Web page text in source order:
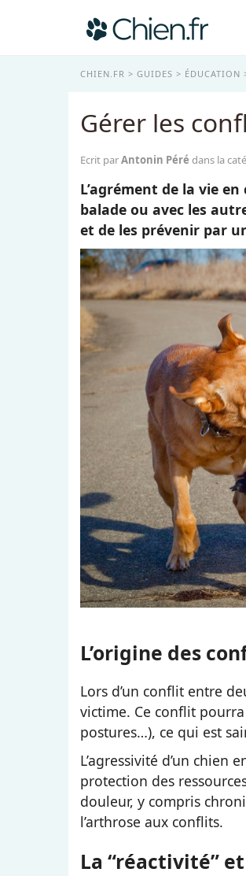
CHIEN.FR GUIDES ÉDUCATION
Gérer les
Ecrit parAntonin Péré dans la
L’agrément de la vie
balade ou avec les
et de les prévenir par
L’origine des
Lors d’un conflit entre
victime. Ce conflit
postures…), ce qui est
L’agressivité d’un
protection des
douleur, y compris
l’arthrose aux conflits.
La “réactivité”